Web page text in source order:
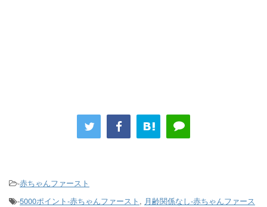
-赤ちゃんファースト
-5000ポイント-赤ちゃんファースト , 月齢関係なし-赤ちゃんファース